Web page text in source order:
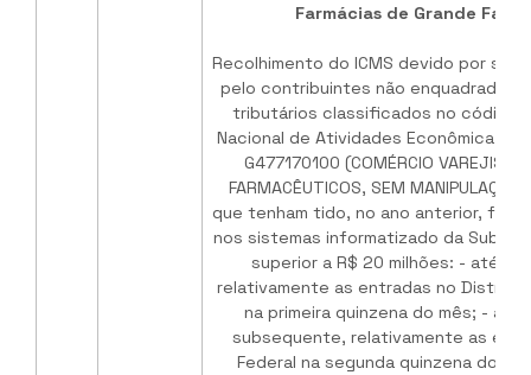
Farmácias de Grande
Recolhimento do ICMS devido por
pelo contribuintes não enquadrados
tributários classificados no código
Nacional de Atividades Econômica-
G477170100 (COMÉRCIO VAREJISTA
FARMACÊUTICOS, SEM
que tenham tido, no ano anterior,
nos sistemas informatizado da
superior a R$ 20 milhões: - até o
relativamente as entradas no Distrito
na primeira quinzena do mês; - até
subsequente, relativamente as
Federal na segunda quinzena do